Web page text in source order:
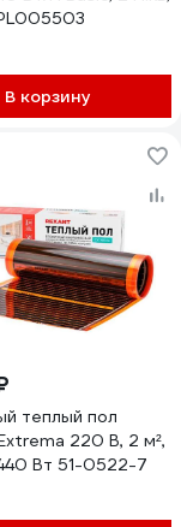
В корзину
теплый пол
220 В, 2 м²,
Вт 51-0522-7